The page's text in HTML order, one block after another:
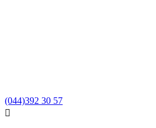
(044)392 30 57
